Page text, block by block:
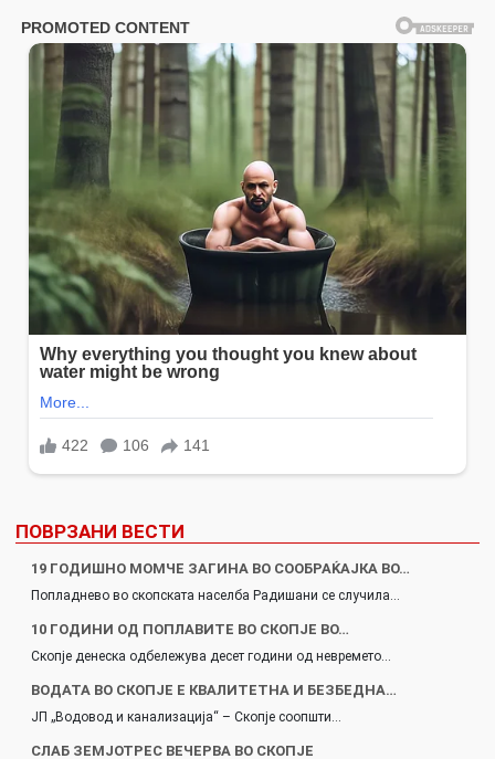
ПОВРЗАНИ ВЕСТИ
19 ГОДИШНО МОМЧЕ ЗАГИНА ВО СООБРАЌАЈКА ВО…
Попладнево во скопската населба Радишани се случила…
10 ГОДИНИ ОД ПОПЛАВИТЕ ВО СКОПЈЕ ВО…
Скопје денеска одбележува десет години од невремето…
ВОДАТА ВО СКОПЈЕ Е КВАЛИТЕТНА И БЕЗБЕДНА…
ЈП „Водовод и канализација“ – Скопје соопшти…
СЛАБ ЗЕМЈОТРЕС ВЕЧЕРВА ВО СКОПЈЕ